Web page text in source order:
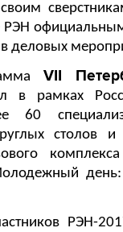
своим
в деловых
VII
в рамках
60
столов
РЭН-